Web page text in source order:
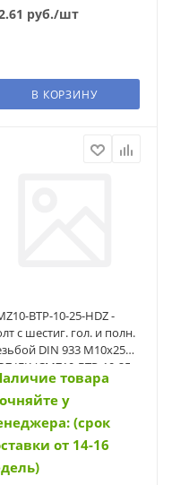
руб./шт
В КОРЗИНУ
BTP-10-25-HDZ -
с шестиг. гол. и полн.
DIN 933 М10х25
IEK (CMZ10-BTP-10-25-
товара
у
(срок
от 14-16